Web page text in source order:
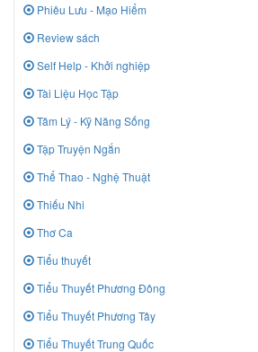
Phiêu Lưu - Mạo Hiểm
Review sách
Self Help - Khởi nghiệp
Tài Liệu Học Tập
Tâm Lý - Kỹ Năng Sống
Tập Truyện Ngắn
Thể Thao - Nghệ Thuật
Thiếu Nhi
Thơ Ca
Tiểu thuyết
Tiểu Thuyết Phương Đông
Tiểu Thuyết Phương Tây
Tiểu Thuyết Trung Quốc